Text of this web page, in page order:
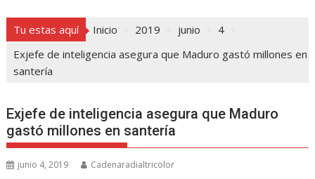
Tu estas aquí Inicio 2019 junio
4
Exjefe de inteligencia asegura que Maduro gastó millones en
santería
Exjefe de inteligencia asegura que Maduro
gastó millones en santería
junio 4, 2019 Cadenaradialtricolor